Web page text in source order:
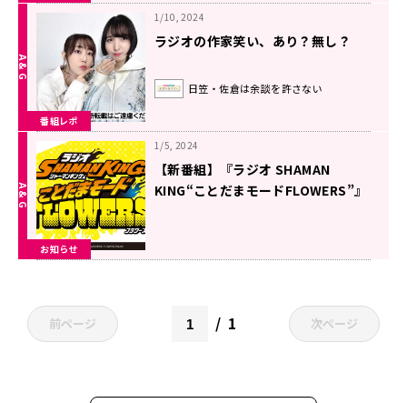
番組レポ
1/10, 2024
ラジオの作家笑い、あり？無し？
日笠・佐倉は余談を許さない
お知らせ
1/5, 2024
【新番組】『ラジオ SHAMAN
KING“ことだまモードFLOWERS”』
前ページ 1 次ページ